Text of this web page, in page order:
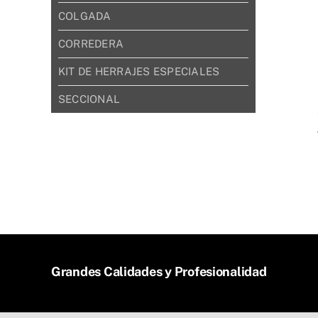
COLGADA
CORREDERA
KIT DE HERRAJES ESPECIALES
SECCIONAL
Grandes Calidades y Profesionalidad